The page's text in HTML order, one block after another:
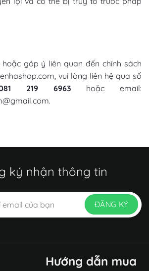
góp ý liên quan đến chính sách
vui lòng liên hệ qua số
219 6963 hoặc email:
ký nhận thông tin
Hướng dẫn mua